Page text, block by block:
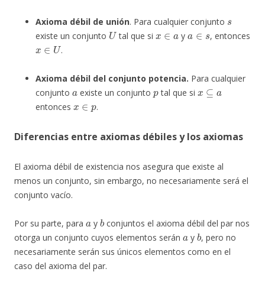
Axioma débil de unión. Para cualquier conjunto
existe un conjunto
U
tal que si
x∈a
y
a∈s
, entonces
x∈U
.
Axioma débil del conjunto potencia. Para cualquier
conjunto
a
existe un conjunto
p
tal que si
x⊆ a
entonces
x ∈p
.
Diferencias entre axiomas débiles y los axiomas
El axioma débil de existencia nos asegura que existe al
menos un conjunto, sin embargo, no necesariamente será el
conjunto vacío.
Por su parte, para y
b
conjuntos el axioma débil del par nos
otorga un conjunto cuyos elementos serán
a
y
b
, pero no
necesariamente serán sus únicos elementos como en el
caso del axioma del par.